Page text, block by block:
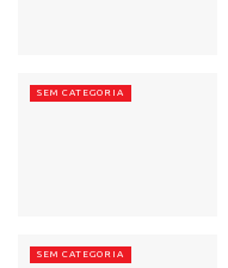
SEM CATEGORIA
SEM CATEGORIA